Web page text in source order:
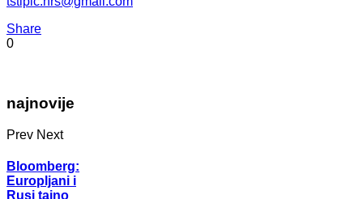
Share
0
najnovije
Prev Next
Bloomberg:
Europljani i
Rusi tajno